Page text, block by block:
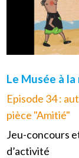
Le Musée à la
Episode 34 :
pièce "Amitié"
Jeu-concours
d’activité